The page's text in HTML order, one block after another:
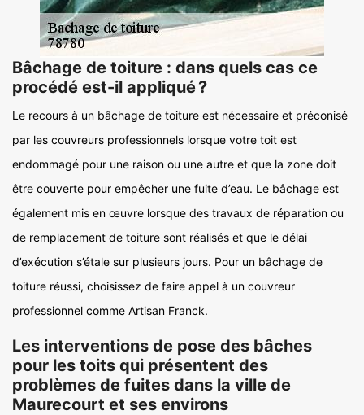
Bâchage de toiture : dans quels cas ce
procédé est-il appliqué ?
Le recours à un bâchage de toiture est nécessaire et préconisé
par les couvreurs professionnels lorsque votre toit est
endommagé pour une raison ou une autre et que la zone doit
être couverte pour empêcher une fuite d’eau. Le bâchage est
également mis en œuvre lorsque des travaux de réparation ou
de remplacement de toiture sont réalisés et que le délai
d’exécution s’étale sur plusieurs jours. Pour un bâchage de
toiture réussi, choisissez de faire appel à un couvreur
professionnel comme Artisan Franck.
Les interventions de pose des bâches
pour les toits qui présentent des
problèmes de fuites dans la ville de
Maurecourt et ses environs